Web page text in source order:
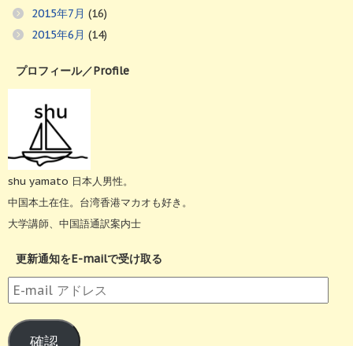
2015年7月 (16)
2015年6月 (14)
プロフィール／Profile
shu yamato 日本人男性。
中国本土在住。台湾香港マカオも好き。
大学講師、中国語通訳案内士
更新通知をE-mailで受け取る
E-
mail
ア
確認